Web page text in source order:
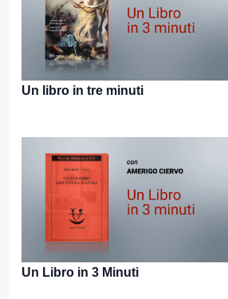
Un libro in tre minuti
Un Libro in 3 Minuti